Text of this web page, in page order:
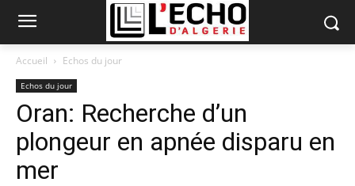
Accueil Echos du jour
Echos du jour
Oran: Recherche d’un
plongeur en apnée disparu en
mer